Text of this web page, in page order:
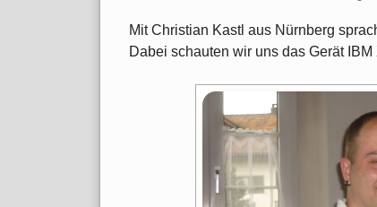
Mit Christian Kastl aus Nürnberg
Dabei schauten wir uns das Gerät